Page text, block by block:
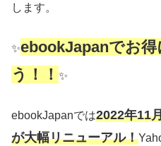
します。
✨ebookJapanでお
う！！ ✨
ebookJapanでは2022年11
が大幅リニューアル！